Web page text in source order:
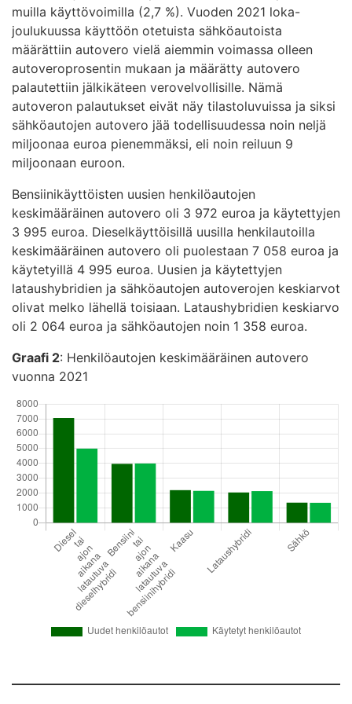
muilla käyttövoimilla (2,7 %). Vuoden 2021 loka-
joulukuussa käyttöön otetuista sähköautoista
määrättiin autovero vielä aiemmin voimassa olleen
autoveroprosentin mukaan ja määrätty autovero
palautettiin jälkikäteen verovelvollisille. Nämä
autoveron palautukset eivät näy tilastoluvuissa ja siksi
sähköautojen autovero jää todellisuudessa noin neljä
miljoonaa euroa pienemmäksi, eli noin reiluun 9
miljoonaan euroon.
Bensiinikäyttöisten uusien henkilöautojen
keskimääräinen autovero oli 3 972 euroa ja käytettyjen
3 995 euroa. Dieselkäyttöisillä uusilla henkilautoilla
keskimääräinen autovero oli puolestaan 7 058 euroa ja
käytetyillä 4 995 euroa. Uusien ja käytettyjen
lataushybridien ja sähköautojen autoverojen keskiarvot
olivat melko lähellä toisiaan. Lataushybridien keskiarvo
oli 2 064 euroa ja sähköautojen noin 1 358 euroa.
Graafi 2: Henkilöautojen keskimääräinen autovero
vuonna 2021